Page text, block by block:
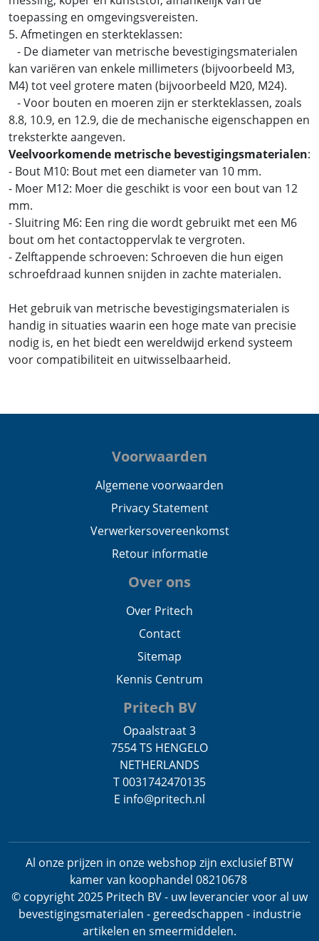
toepassing en omgevingsvereisten.
5. Afmetingen en sterkteklassen:
- De diameter van metrische bevestigingsmaterialen
kan variëren van enkele millimeters (bijvoorbeeld M3,
M4) tot veel grotere maten (bijvoorbeeld M20, M24).
- Voor bouten en moeren zijn er sterkteklassen, zoals
8.8, 10.9, en 12.9, die de mechanische eigenschappen en
treksterkte aangeven.
Veelvoorkomende metrische bevestigingsmaterialen:
- Bout M10: Bout met een diameter van 10 mm.
- Moer M12: Moer die geschikt is voor een bout van 12
mm.
- Sluitring M6: Een ring die wordt gebruikt met een M6
bout om het contactoppervlak te vergroten.
- Zelftappende schroeven: Schroeven die hun eigen
schroefdraad kunnen snijden in zachte materialen.
Het gebruik van metrische bevestigingsmaterialen is
handig in situaties waarin een hoge mate van precisie
nodig is, en het biedt een wereldwijd erkend systeem
voor compatibiliteit en uitwisselbaarheid.
Voorwaarden
Algemene voorwaarden
Privacy Statement
Verwerkersovereenkomst
Retour informatie
Over ons
Over Pritech
Contact
Sitemap
Kennis Centrum
Pritech BV
Opaalstraat 3
7554 TS HENGELO
NETHERLANDS
T 0031742470135
E info@pritech.nl
Al onze prijzen in onze webshop zijn exclusief BTW
kamer van koophandel 08210678.
© copyright 2025 Pritech BV - uw leverancier voor al uw
bevestigingsmaterialen - gereedschappen - industrie
artikelen en smeermiddelen.